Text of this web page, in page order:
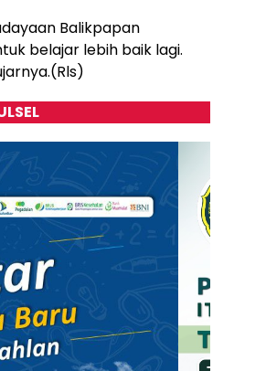
Balikpapan
belajar lebih baik lagi.